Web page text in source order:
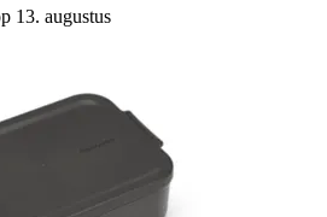
13. augustus